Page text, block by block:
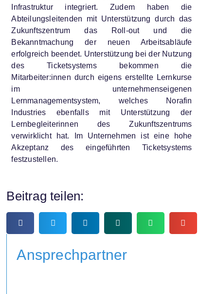
Infrastruktur integriert. Zudem haben die
Abteilungsleitenden mit Unterstützung durch das
Zukunftszentrum das Roll-out und die
Bekanntmachung der neuen Arbeitsabläufe
erfolgreich beendet. Unterstützung bei der Nutzung
des Ticketsystems bekommen die
Mitarbeiter:innen durch eigens erstellte Lernkurse
im unternehmenseigenen
Lernmanagementsystem, welches Norafin
Industries ebenfalls mit Unterstützung der
Lernbegleiterinnen des Zukunftszentrums
verwirklicht hat. Im Unternehmen ist eine hohe
Akzeptanz des eingeführten Ticketsystems
festzustellen.
Beitrag teilen:
Ansprechpartner